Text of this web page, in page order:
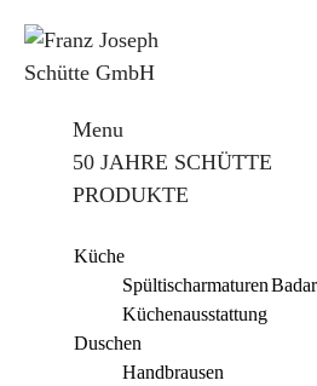
Menu
50 JAHRE SCHÜTTE
PRODUKTE
Küche
Spültischarmaturen
Küchenausstattung
Duschen
Handbrausen